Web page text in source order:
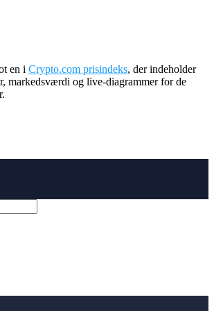
en i Crypto.com prisindeks, der indeholder
markedsværdi og live-diagrammer for de